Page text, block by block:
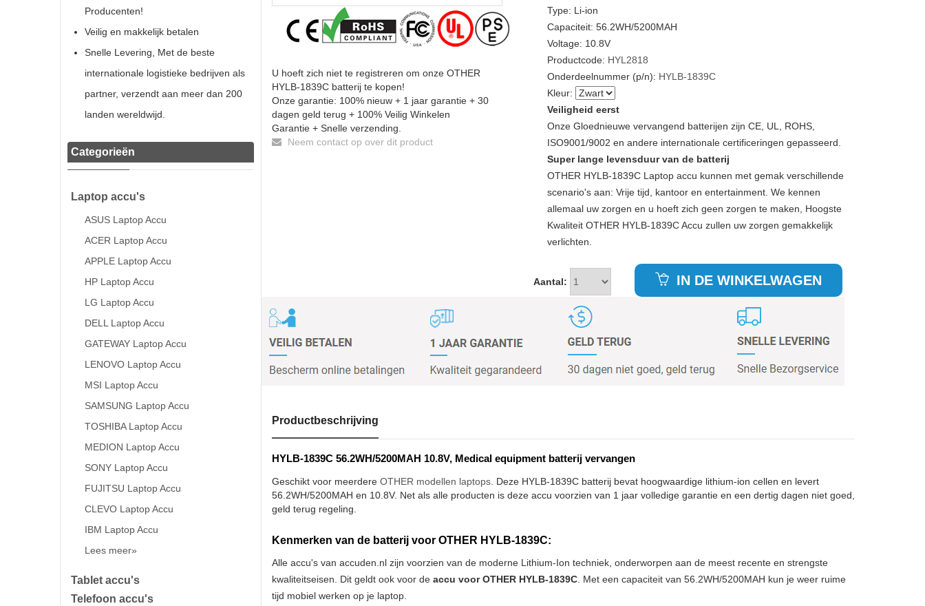
Producenten!
Veilig en makkelijk betalen
Snelle Levering, Met de beste
internationale logistieke bedrijven als
partner, verzendt aan meer dan 200
landen wereldwijd.
Categorieën
Laptop accu's
ASUS Laptop Accu
ACER Laptop Accu
APPLE Laptop Accu
HP Laptop Accu
LG Laptop Accu
DELL Laptop Accu
GATEWAY Laptop Accu
LENOVO Laptop Accu
MSI Laptop Accu
SAMSUNG Laptop Accu
TOSHIBA Laptop Accu
MEDION Laptop Accu
SONY Laptop Accu
FUJITSU Laptop Accu
CLEVO Laptop Accu
IBM Laptop Accu
Lees meer»
Tablet accu's
Telefoon accu's
U hoeft zich niet te registreren om onze OTHER
HYLB-1839C batterij te kopen!
Onze garantie: 100% nieuw + 1 jaar garantie + 30
dagen geld terug + 100% Veilig Winkelen
Garantie + Snelle verzending.
Neem contact op over dit product
Type: Li-ion
Capaciteit: 56.2WH/5200MAH
Voltage: 10.8V
Productcode: HYL2818
Onderdeelnummer (p/n): HYLB-1839C
Kleur:
Veiligheid eerst
Onze Gloednieuwe vervangend batterijen zijn CE, UL, ROHS,
ISO9001/9002 en andere internationale certificeringen gepasseerd.
Super lange levensduur van de batterij
OTHER HYLB-1839C Laptop accu kunnen met gemak verschillende
scenario's aan: Vrije tijd, kantoor en entertainment. We kennen
allemaal uw zorgen en u hoeft zich geen zorgen te maken, Hoogste
Kwaliteit OTHER HYLB-1839C Accu zullen uw zorgen gemakkelijk
verlichten.
Aantal: IN DE WINKELWAGEN
Productbeschrijving
HYLB-1839C 56.2WH/5200MAH 10.8V, Medical equipment batterij vervangen
Geschikt voor meerdere OTHER modellen laptops. Deze HYLB-1839C batterij bevat hoogwaardige lithium-ion cellen en levert
56.2WH/5200MAH en 10.8V. Net als alle producten is deze accu voorzien van 1 jaar volledige garantie en een dertig dagen niet goed,
geld terug regeling.
Kenmerken van de batterij voor OTHER HYLB-1839C:
Alle accu's van accuden.nl zijn voorzien van de moderne Lithium-Ion techniek, onderworpen aan de meest recente en strengste
kwaliteitseisen. Dit geldt ook voor de accu voor OTHER HYLB-1839C. Met een capaciteit van 56.2WH/5200MAH kun je weer ruime
tijd mobiel werken op je laptop.